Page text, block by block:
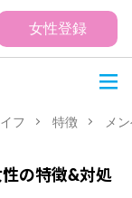
女性登録
フ 特徴 メ
の特徴&対処